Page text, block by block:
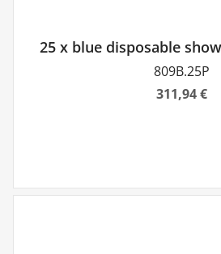
25 x blue disposable
809B.25P
311,94 €